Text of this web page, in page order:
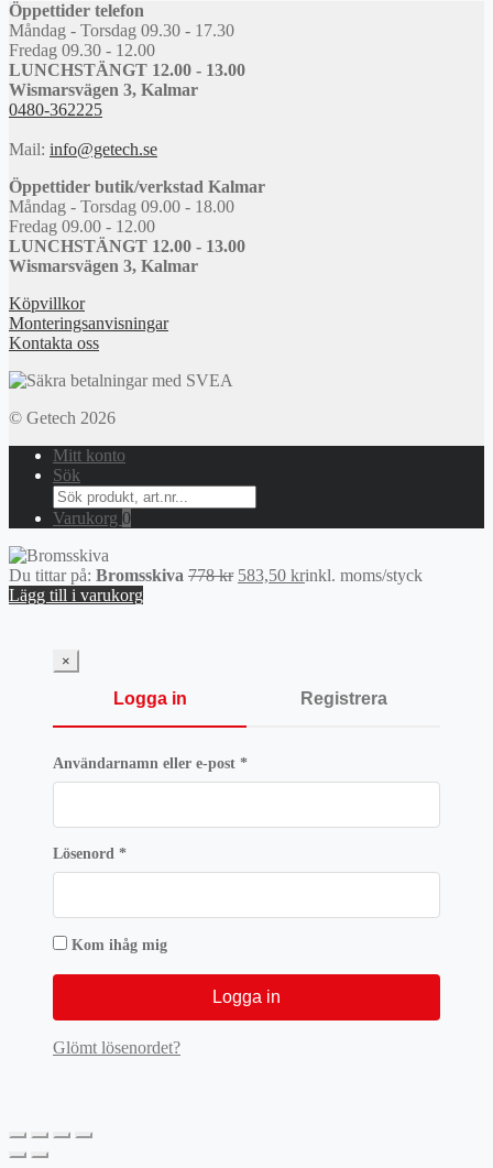
Öppettider telefon
Måndag - Torsdag 09.30 - 17.30
Fredag 09.30 - 12.00
LUNCHSTÄNGT 12.00 - 13.00
Wismarsvägen 3, Kalmar
0480-362225
Mail: info@getech.se
Öppettider butik/verkstad Kalmar
Måndag - Torsdag 09.00 - 18.00
Fredag 09.00 - 12.00
LUNCHSTÄNGT 12.00 - 13.00
Wismarsvägen 3, Kalmar
Köpvillkor
Monteringsanvisningar
Kontakta oss
© Getech 2026
Mitt konto
Sök
Search
for:
Varukorg 0
Du tittar på: Bromsskiva 778kr Det
583,50 krDet
inkl. moms/styck
Lägg till i varukorg
×
Logga in Registrera
Användarnamn eller e-post *Obligatoriskt
Lösenord *Obligatoriskt
Kom ihåg mig
Logga in
Glömt lösenordet?